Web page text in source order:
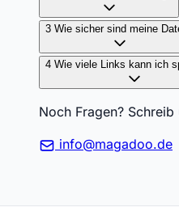
3 Wie sicher sind meine
4 Wie viele Links kann ich
Noch Fragen?
info@magadoo.de